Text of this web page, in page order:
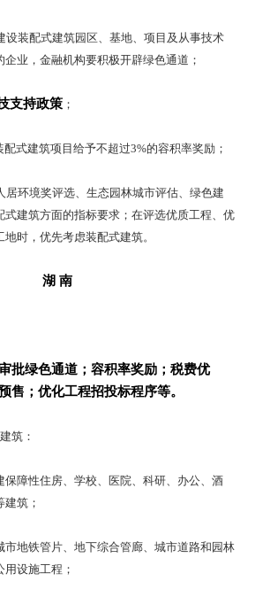
设装配式建筑园区、基地、项目及从事技术
业，金融机构要积极开辟绿色通道；
支持政策 ；
配式建筑项目给予不超过3%的容积率奖励；
居环境奖评选、生态园林城市评估、绿色建
式建筑方面的指标要求；在评选优质工程、优
时，优先考虑装配式建筑。
湖 南
批绿色通道；容积率奖励；税费优
售；优化工程招投标程序等。
筑：
保障性住房、学校、医院、科研、办公、酒
筑；
市地铁管片、地下综合管廊、城市道路和园林
设施工程；